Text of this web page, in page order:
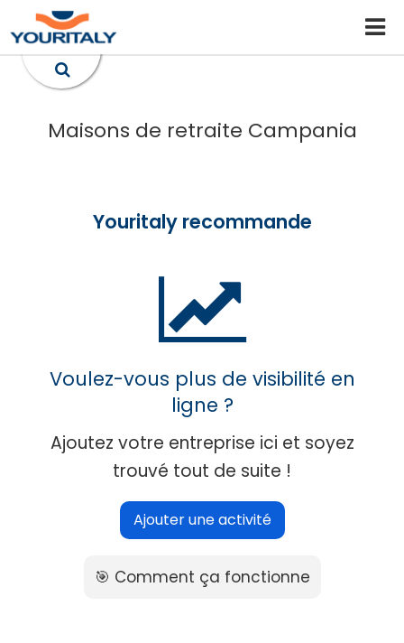
Maisons de retraite Campania
Youritaly recommande
Voulez-vous plus de visibilité en
ligne ?
Ajoutez votre entreprise ici et soyez
trouvé tout de suite !
Ajouter une activité
🎯 Comment ça fonctionne